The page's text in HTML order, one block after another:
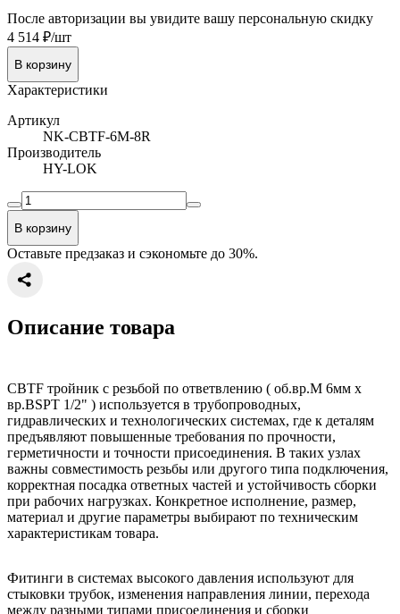
После авторизации вы увидите вашу персональную скидку
4 514 ₽/шт
В корзину
Характеристики
Артикул
NK-CBTF-6M-8R
Производитель
HY-LOK
В корзину
Оставьте предзаказ и сэкономьте до 30%.
Описание товара
Фитинги в системах высокого давления используют для
стыковки трубок, изменения направления линии, перехода
между разными типами присоединения и сборки
CBTF тройник с резьбой по ответвлению ( об.вр.М 6мм x
вр.BSPT 1/2" ) используется в трубопроводных,
гидравлических и технологических системах, где к деталям
предъявляют повышенные требования по прочности,
герметичности и точности присоединения. В таких узлах
важны совместимость резьбы или другого типа подключения,
корректная посадка ответных частей и устойчивость сборки
при рабочих нагрузках. Конкретное исполнение, размер,
материал и другие параметры выбирают по техническим
характеристикам товара.